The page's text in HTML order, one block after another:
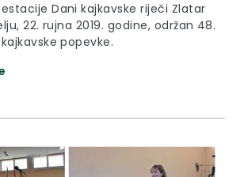
Dani kajkavske riječi Zlatar
22. rujna 2019. godine, održan 48.
popevke.